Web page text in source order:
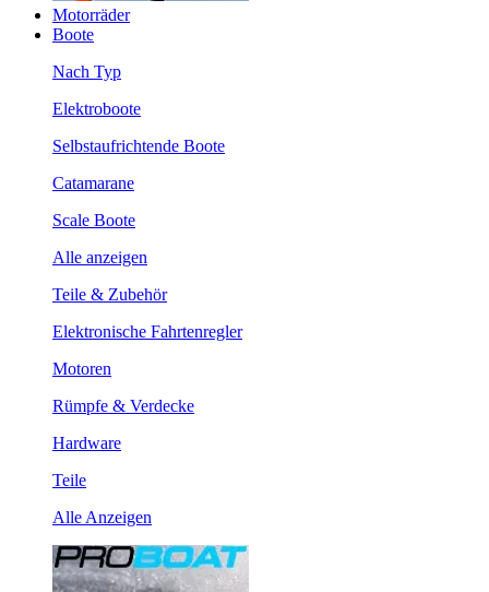
Motorräder
Boote
Nach Typ
Elektroboote
Selbstaufrichtende Boote
Catamarane
Scale Boote
Alle anzeigen
Teile & Zubehör
Elektronische Fahrtenregler
Motoren
Rümpfe & Verdecke
Hardware
Teile
Alle Anzeigen